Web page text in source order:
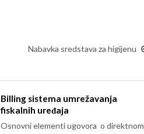
Nabavka sredstava za higijenu
Billing sistema umrežavanja
fiskalnih uređaja
Osnovni elementi ugovora o direktnom